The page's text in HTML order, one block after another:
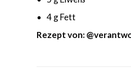
4 g Fett
Rezept von: